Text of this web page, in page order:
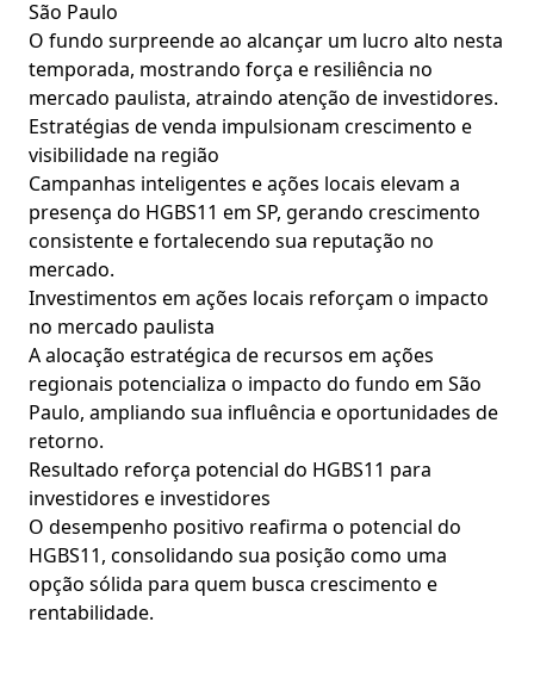
São Paulo
O fundo surpreende ao alcançar um lucro alto nesta
temporada, mostrando força e resiliência no
mercado paulista, atraindo atenção de investidores.
Estratégias de venda impulsionam crescimento e
visibilidade na região
Campanhas inteligentes e ações locais elevam a
presença do HGBS11 em SP, gerando crescimento
consistente e fortalecendo sua reputação no
mercado.
Investimentos em ações locais reforçam o impacto
no mercado paulista
A alocação estratégica de recursos em ações
regionais potencializa o impacto do fundo em São
Paulo, ampliando sua influência e oportunidades de
retorno.
Resultado reforça potencial do HGBS11 para
investidores e investidores
O desempenho positivo reafirma o potencial do
HGBS11, consolidando sua posição como uma
opção sólida para quem busca crescimento e
rentabilidade.